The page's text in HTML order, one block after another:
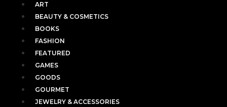
ART
BEAUTY & COSMETICS
BOOKS
FASHION
FEATURED
GAMES
GOODS
GOURMET
JEWELRY & ACCESSORIES